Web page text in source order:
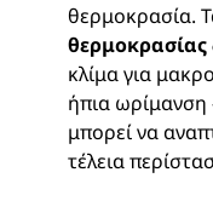
θερμοκρασία.
κλίμα για
ήπια ωρίμανση
μπορεί να
τέλεια